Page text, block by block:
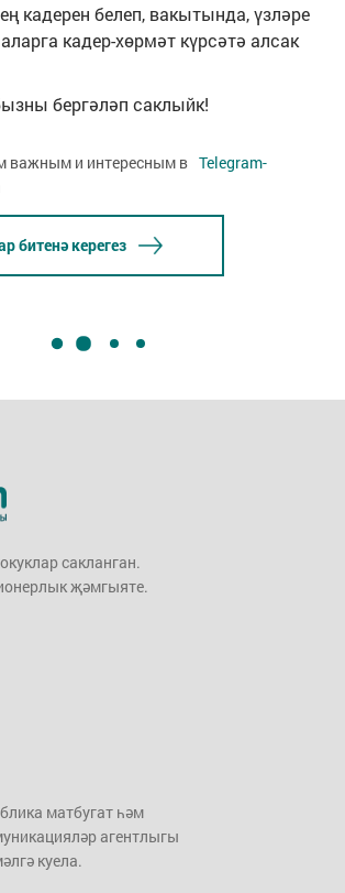
кадерен белеп, вакытында, үзләре
кадер-хөрмәт күрсәтә алсак
бергәләп саклыйк!
важным и интересным в Telegram-
битенә керегез
сакланган.
җәмгыяте.
матбугат һәм
агентлыгы
куела.